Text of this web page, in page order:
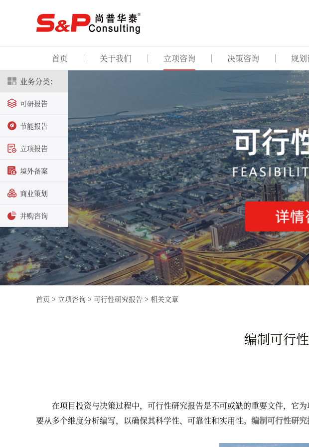
业务分类：
可研报告
节能报告
立项报告
境外备案
商业策划
并购咨询
首页 关于我们 立项咨询 决策咨询 规划
首页 > 立项咨询 > 可行性研究报告 > 相关文章
编制可行
在项目投资与决策过程中，可行性研究报告是不可或缺的重要文件，它
要从多个维度分析编写，以确保其科学性、可靠性和实用性。 编制可行性研